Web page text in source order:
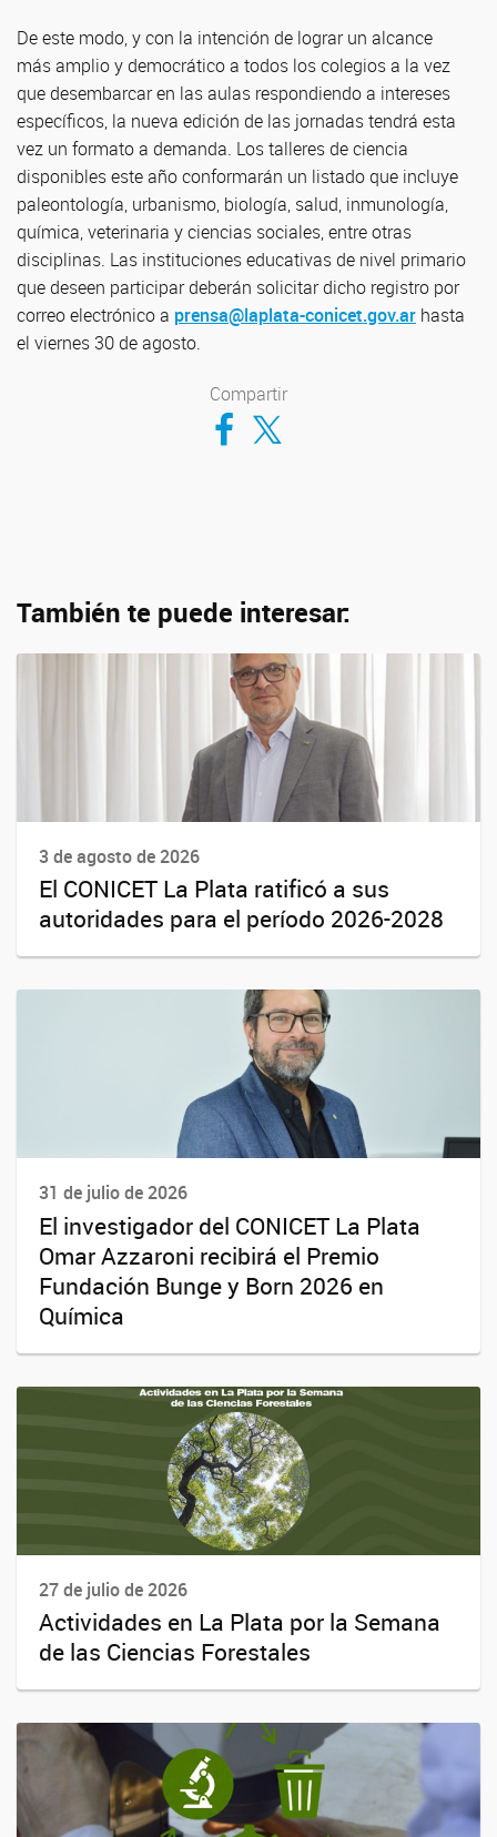
De este modo, y con la intención de lograr un alcance
más amplio y democrático a todos los colegios a la vez
que desembarcar en las aulas respondiendo a intereses
específicos, la nueva edición de las jornadas tendrá esta
vez un formato a demanda. Los talleres de ciencia
disponibles este año conformarán un listado que incluye
paleontología, urbanismo, biología, salud, inmunología,
química, veterinaria y ciencias sociales, entre otras
disciplinas. Las instituciones educativas de nivel primario
que deseen participar deberán solicitar dicho registro por
correo electrónico a prensa@laplata-conicet.gov.ar hasta
el viernes 30 de agosto.
Compartir
Compartir en Facebook
Compartir en Twitter
También te puede interesar:
3 de agosto de 2026
El CONICET La Plata ratificó a sus
autoridades para el período 2026-2028
31 de julio de 2026
El investigador del CONICET La Plata
Omar Azzaroni recibirá el Premio
Fundación Bunge y Born 2026 en
Química
27 de julio de 2026
Actividades en La Plata por la Semana
de las Ciencias Forestales